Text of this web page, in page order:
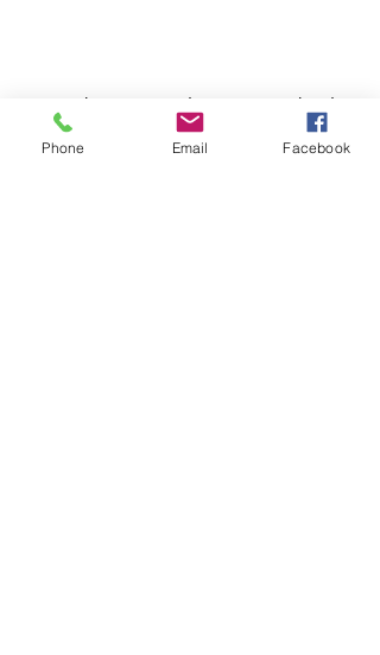
Consultez nos
Conditions Générales de
Location 2024
Phone Email Facebook